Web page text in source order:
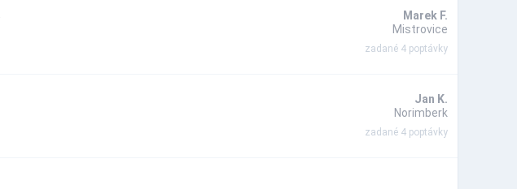
Marek F.
Mistrovice
zadané 4 poptávky
Jan K.
Norimberk
zadané 4 poptávky